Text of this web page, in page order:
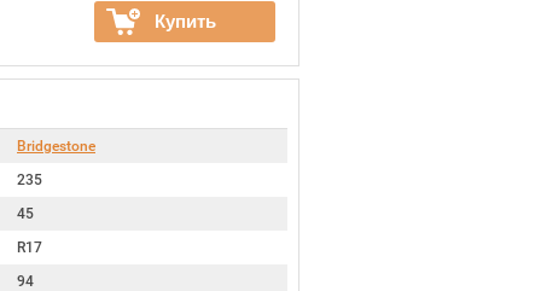
Купить
Bridgestone
235
45
R17
94